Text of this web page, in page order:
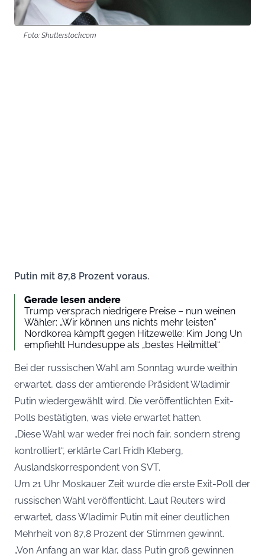
Foto: Shutterstock.com
Putin mit 87,8 Prozent voraus.
Gerade lesen andere
Trump versprach niedrigere Preise – nun weinen
Wähler: „Wir können uns nichts mehr leisten“
Nordkorea kämpft gegen Hitzewelle: Kim Jong Un
empfiehlt Hundesuppe als „bestes Heilmittel“
Bei der russischen Wahl am Sonntag wurde weithin
erwartet, dass der amtierende Präsident Wladimir
Putin wiedergewählt wird. Die veröffentlichten Exit-
Polls bestätigten, was viele erwartet hatten.
„Diese Wahl war weder frei noch fair, sondern streng
kontrolliert“, erklärte Carl Fridh Kleberg,
Auslandskorrespondent von SVT.
Um 21 Uhr Moskauer Zeit wurde die erste Exit-Poll der
russischen Wahl veröffentlicht. Laut Reuters wird
erwartet, dass Wladimir Putin mit einer deutlichen
Mehrheit von 87,8 Prozent der Stimmen gewinnt.
„Von Anfang an war klar, dass Putin groß gewinnen